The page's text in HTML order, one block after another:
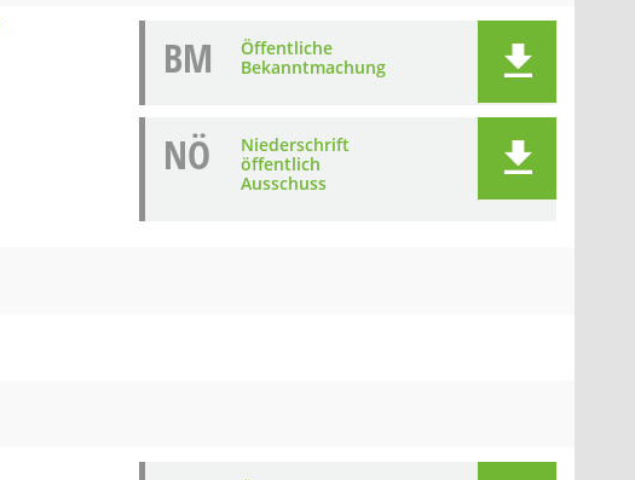
BM
Öffentliche
Bekanntmachung
NÖ
Niederschrift
öffentlich
Ausschuss